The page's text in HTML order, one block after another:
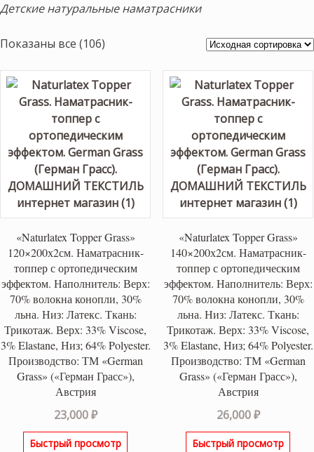
Детские натуральные наматрасники
Показаны все (106)
«Naturlatex Topper Grass»
120×200х2см. Наматрасник-
топпер с ортопедическим
эффектом. Наполнитель: Верх:
70% волокна конопли, 30%
льна. Низ: Латекс. Ткань:
Трикотаж. Верх: 33% Viscose,
3% Elastane, Низ; 64% Polyester.
Производство: ТМ «German
Grass» («Герман Грасс»),
Австрия
23,000₽
Быстрый просмотр
«Naturlatex Topper Grass»
140×200х2см. Наматрасник-
топпер с ортопедическим
эффектом. Наполнитель: Верх:
70% волокна конопли, 30%
льна. Низ: Латекс. Ткань:
Трикотаж. Верх: 33% Viscose,
3% Elastane, Низ; 64% Polyester.
Производство: ТМ «German
Grass» («Герман Грасс»),
Австрия
26,000₽
Быстрый просмотр